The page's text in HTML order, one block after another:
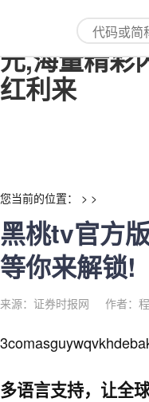
黑桃tv官方
元,海量精彩
红利来
您当前的位置： > >
黑桃tv官方
等你来解锁!
来源：证券时报网 作者：
多语言支持，让全